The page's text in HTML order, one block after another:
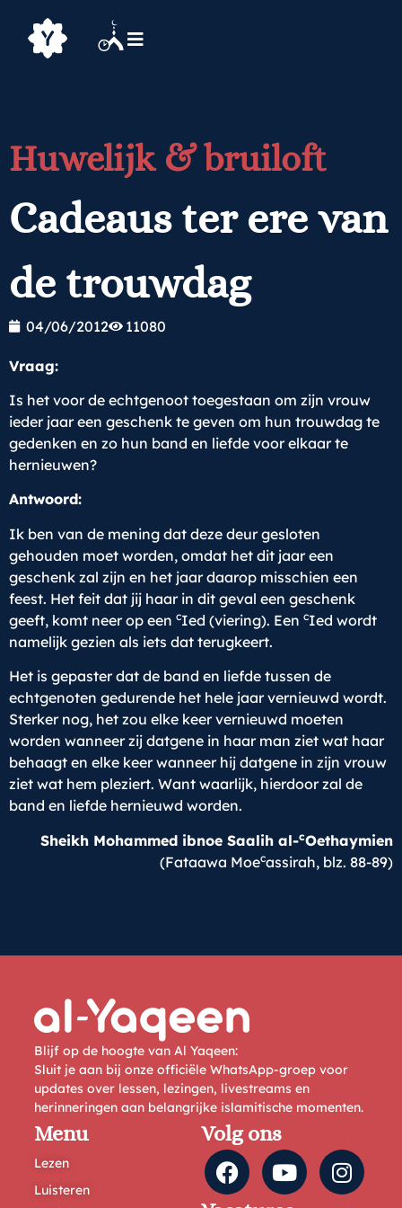
Huwelijk & bruiloft
Cadeaus ter ere van
de trouwdag
04/06/2012 11080
Vraag:
Is het voor de echtgenoot toegestaan om zijn vrouw
ieder jaar een geschenk te geven om hun trouwdag te
gedenken en zo hun band en liefde voor elkaar te
hernieuwen?
Antwoord:
Ik ben van de mening dat deze deur gesloten
gehouden moet worden, omdat het dit jaar een
geschenk zal zijn en het jaar daarop misschien een
feest. Het feit dat jij haar in dit geval een geschenk
geeft, komt neer op een cIed (viering). Een cIed wordt
namelijk gezien als iets dat terugkeert.
Het is gepaster dat de band en liefde tussen de
echtgenoten gedurende het hele jaar vernieuwd wordt.
Sterker nog, het zou elke keer vernieuwd moeten
worden wanneer zij datgene in haar man ziet wat haar
behaagt en elke keer wanneer hij datgene in zijn vrouw
ziet wat hem pleziert. Want waarlijk, hierdoor zal de
band en liefde hernieuwd worden.
Sheikh Mohammed ibnoe Saalih al-cOethaymien
(Fataawa Moecassirah, blz. 88-89)
Blijf op de hoogte van Al Yaqeen:
Sluit je aan bij onze officiële WhatsApp-groep voor
updates over lessen, lezingen, livestreams en
herinneringen aan belangrijke islamitische momenten.
Menu
Lezen
Luisteren
Volg ons